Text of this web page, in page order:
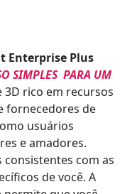
Enterprise Plus
SIMPLES PARA UM
3D rico em recursos
fornecedores de
usuários
e amadores.
com as
de você. A